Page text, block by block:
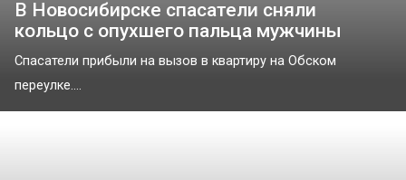
В Новосибирске спасатели сняли
кольцо с опухшего пальца мужчины
Спасатели прибыли на вызов в квартиру на Обском
переулке....